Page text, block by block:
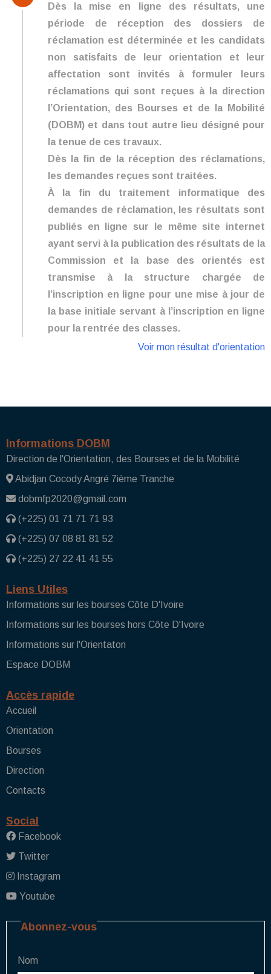
Dès la mise en ligne des résultats, une
période de réception des dossiers de
réclamation est déterminée et les candidats
non satisfaits de leur orientation et leur
affectation sont invités à formuler leurs
réclamations qui sont reçues à la direction
l’Orientation, des Bourses et de la Mobilité
(DOBM) et dans tout autre lieu désigné pour
la tenue de ces travaux.
Dès la fin de la réception des réclamations,
les demandes reçues sont traitées.
À la fin du traitement informatique des
demandes de réclamation, les résultats sont
publiés en ligne sur le même site internet
ayant servi à la publication des résultats de la
Commission et la base des orientés est
transmise à la structure chargée de
l’inscription en ligne pour une mise à jour de
la base initiale servant à l’inscription en ligne
pour la rentrée des classes.
Voir mon résultat d'orientation
Informations DOBM
Direction de l'Orientation, des Bourses et de la Mobilité
Abidjan Cocody Angré 7ième Tranche
dobmfp2020@gmail.com
(+225) 01 71 71 71 93
(+225) 07 08 81 81 52
(+225) 27 22 41 41 55
Liens Utiles
Informations sur les bourses Côte D'Ivoire
Informations sur les bourses hors Côte D'Ivoire
Informations sur l'Orientaton
Espace DOBM
Accès rapide
Accueil
Orientation
Bourses
Direction
Contacts
Social
Facebook
Twitter
Instagram
Youtube
Abonnez-vous
Nom